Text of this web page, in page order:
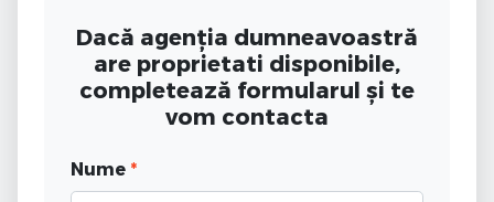
Dacă agenția dumneavoastră
are proprietati disponibile,
completează formularul și te
vom contacta
Nume *